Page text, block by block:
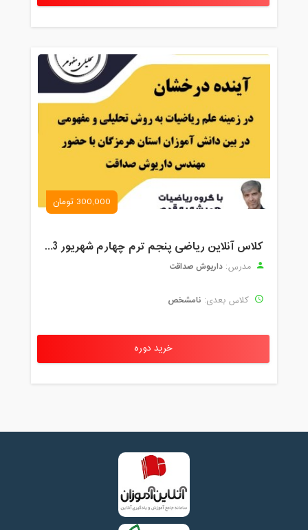
300,000 تومان
کلاس آنلاین ریاضی پنجم ترم چهارم شهریور 1403
مدرس: داریوش صداقت
کلاس بعدی: نامشخص
خرید دوره